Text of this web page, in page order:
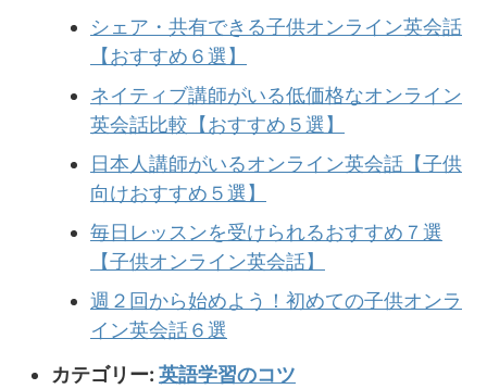
シェア・共有できる子供オンライン英会話
【おすすめ６選】
ネイティブ講師がいる低価格なオンライン
英会話比較【おすすめ５選】
日本人講師がいるオンライン英会話【子供
向けおすすめ５選】
毎日レッスンを受けられるおすすめ７選
【子供オンライン英会話】
週２回から始めよう！初めての子供オンラ
イン英会話６選
カテゴリー: 英語学習のコツ